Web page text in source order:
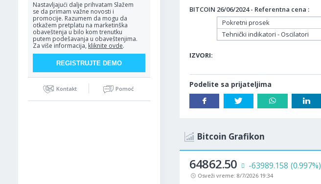
Nastavljajući dalje prihvatam Slažem
se da primam važne novosti i
promocije. Razumem da mogu da
otkažem pretplatu na marketinška
obaveštenja u bilo kom trenutku
putem podešavanja u obaveštenjima.
Za više informacija, kliknite ovde.
Kontakt Pomoć
BITCOIN 26/06/2024 - Referentna cena :
Pokretni prosek
Tehnički indikatori - Oscilatori
IZVORI:
Podelite sa prijateljima
Bitcoin Grafikon
64862.50 -63989.158 (0.997%)
Osveži vreme: 8/7/2026 19:34